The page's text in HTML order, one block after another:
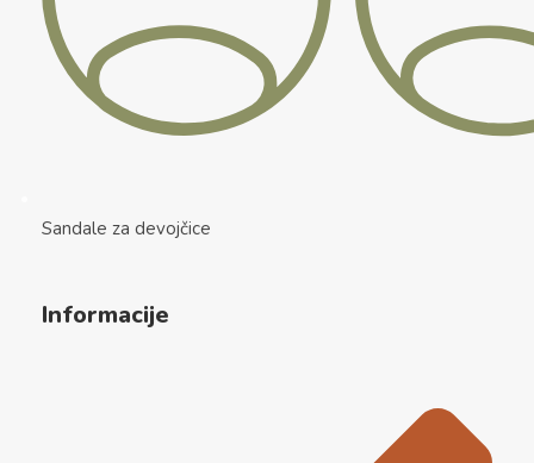
Sandale za devojčice
Informacije